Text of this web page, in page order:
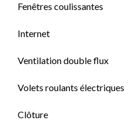
Fenêtres coulissantes
Internet
Ventilation double flux
Volets roulants électriques
Clôture